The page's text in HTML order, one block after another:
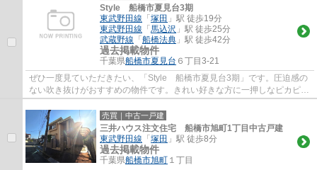
Style 船橋市夏見台3期
東武野田線 「 塚田 」駅 徒歩19分
東武野田線 「 馬込沢 」駅 徒歩25分
武蔵野線 「 船橋法典 」駅 徒歩42分
過去掲載物件
千葉県船橋市夏見台 ６丁目3-21
ぜひ一度見ていただきたい、「Style 船橋市夏見台3期」です。圧迫感の
ない吹き抜けがおすすめの物件です。きれい好きな方に一押しなピカピカ
の新築物件です。こちらの物件は令和5年2...
売買｜中古一戸建
三井ハウス注文住宅 船橋市旭町1丁目中古戸建
東武野田線 「 塚田 」駅 徒歩8分
過去掲載物件
千葉県船橋市旭町 １丁目